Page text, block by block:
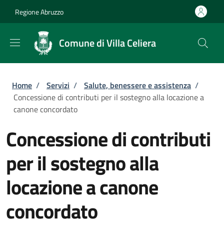
Regione Abruzzo
Comune di Villa Celiera
Briciole di pane
Home / Servizi / Salute, benessere e assistenza /
Concessione di contributi per il sostegno alla locazione a
canone concordato
Concessione di contributi
per il sostegno alla
locazione a canone
concordato